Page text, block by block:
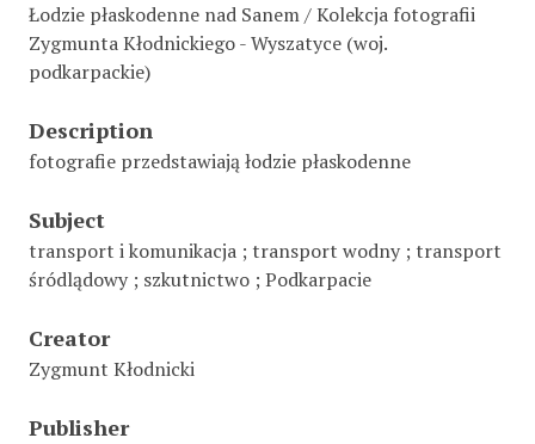
Łodzie płaskodenne nad Sanem / Kolekcja fotografii
Zygmunta Kłodnickiego - Wyszatyce (woj.
podkarpackie)
Description
fotografie przedstawiają łodzie płaskodenne
Subject
transport i komunikacja ; transport wodny ; transport
śródlądowy ; szkutnictwo ; Podkarpacie
Creator
Zygmunt Kłodnicki
Publisher